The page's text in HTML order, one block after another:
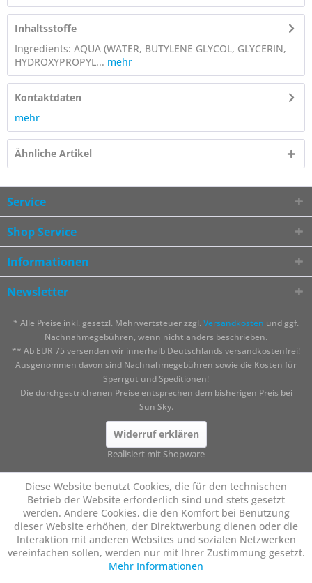
Inhaltsstoffe
Ingredients: AQUA (WATER, BUTYLENE GLYCOL, GLYCERIN,
HYDROXYPROPYL... mehr
Kontaktdaten
mehr
Ähnliche Artikel
Service
Shop Service
Informationen
Newsletter
* Alle Preise inkl. gesetzl. Mehrwertsteuer zzgl. Versandkosten und ggf.
Nachnahmegebühren, wenn nicht anders beschrieben.
** Ab EUR 75 versenden wir innerhalb Deutschlands versandkostenfrei!
Ausgenommen davon sind Nachnahmegebühren sowie die Kosten für
Sperrgut und Speditionen!
Die durchgestrichenen Preise entsprechen dem bisherigen Preis bei
Sun Sky.
Widerruf erklären
Realisiert mit Shopware
Diese Website benutzt Cookies, die für den technischen
Betrieb der Website erforderlich sind und stets gesetzt
werden. Andere Cookies, die den Komfort bei Benutzung
dieser Website erhöhen, der Direktwerbung dienen oder die
Interaktion mit anderen Websites und sozialen Netzwerken
vereinfachen sollen, werden nur mit Ihrer Zustimmung gesetzt.
Mehr Informationen